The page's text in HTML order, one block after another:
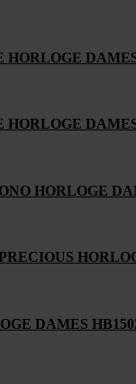
DAMES
HORLOGE
DAMES